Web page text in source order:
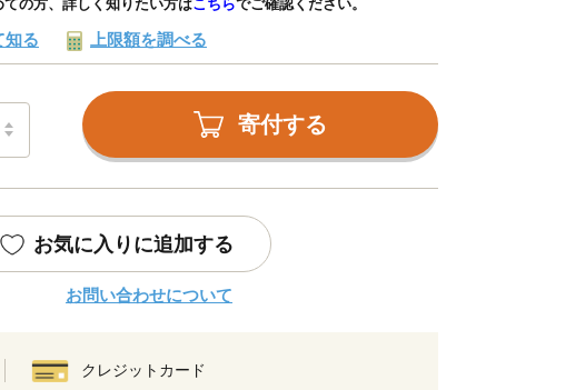
の方、詳しく知りたい方はこちらでご確認ください。
知る 上限額を調べる
寄付する
お気に入りに追加する
お問い合わせについて
クレジットカード